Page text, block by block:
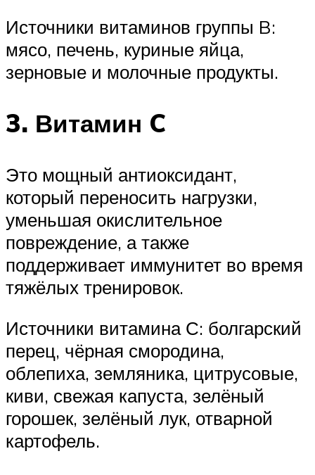
Источники витаминов группы B:
мясо, печень, куриные яйца,
зерновые и молочные продукты.
3. Витамин C
Это мощный антиоксидант,
который переносить нагрузки,
уменьшая окислительное
повреждение, а также
поддерживает иммунитет во время
тяжёлых тренировок.
Источники витамина С: болгарский
перец, чёрная смородина,
облепиха, земляника, цитрусовые,
киви, свежая капуста, зелёный
горошек, зелёный лук, отварной
картофель.